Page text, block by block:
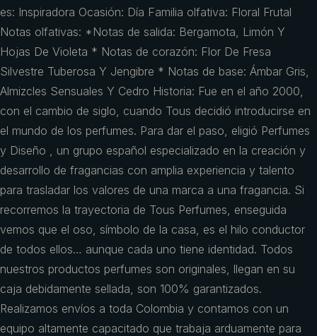
es: Inspiradora Ocasión: Día Familia olfativa: Floral Frutal
Notas olfativas: *Notas de salida: Bergamota, Limón Y
Hojas De Violeta * Notas de corazón: Flor De Fresa
Silvestre Tuberosa Y Jengibre * Notas de base: Ámbar Gris,
Almizcles Sensuales Y Cedro Historia: Fue en el año 2000,
con el cambio de siglo, cuando Tous decidió introducirse en
el mundo de los perfumes. Para dar el paso, eligió Perfumes
y Diseño , un grupo español especializado en la creación y
desarrollo de fragancias con amplia experiencia y talento
para trasladar los valores de una marca a una fragancia. Si
recorremos la trayectoria de Tous Perfumes, enseguida
vemos que el oso, símbolo de la casa, es el hilo conductor
de todos ellos… aunque cada uno tiene identidad. Todos
nuestros productos perfumes son originales, llegan en su
caja debidamente sellada, son 100% garantizados.
Realizamos envíos a toda Colombia y contamos con un
equipo altamente capacitado que trabaja arduamente para